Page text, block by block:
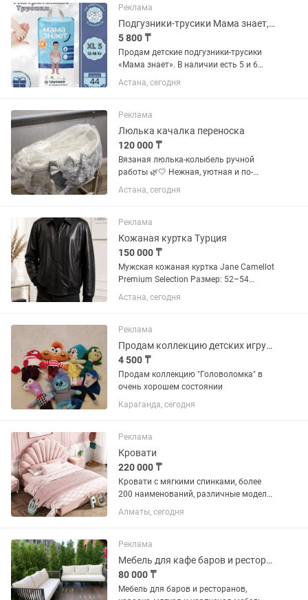
размер кровать целиком 200 на...
Реклама
Подгузники-трусики Мама знает, размеры 5 и 6
5 800 ₸
Продам детские подгузники-трусики
«Мама знает». В наличии есть 5 и 6
размеры. Отличное качество, мягкие,
хорошо впитывают и не вызывают
новые, закрытые, не...
Астана, сегодня
Реклама
Люлька качалка переноска
120 000 ₸
Вязаная люлька-колыбель ручной
работы 🌿🤍 Нежная, уютная и по-
настоящему особенная люлька для
первых месяцев жизни малыша.
Астана, сегодня
Реклама
Кожаная куртка Турция
150 000 ₸
Мужская кожаная куртка Jane Camellot
Premium Selection Размер: 52–54
Материал: 100% натуральная кожа
Производство: Турция Состояние:
Элегантная мужская куртка...
Астана, сегодня
Реклама
Продам коллекцию детских игрушек
4 500 ₸
Продам коллекцию "Головоломка" в
очень хорошем состоянии
Караганда, сегодня
Реклама
Кровати
220 000 ₸
Кровати с мягкими спинками, более
200 наименований, различные модели,
сроки более 7 дней. КАЧЕСТВО.
Алматы, сегодня
Реклама
Мебель для кафе баров и ресторанов
80 000 ₸
Мебель для баров и ресторанов,